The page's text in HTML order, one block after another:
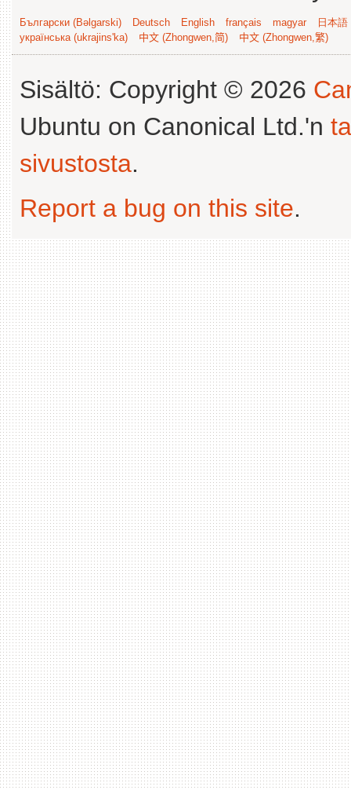
Български (Bəlgarski) Deutsch English français magyar
日本
українська (ukrajins'ka)
中文 (Zhongwen,简) 中文 (Zhongwen,繁)
Sisältö: Copyright © 2026
Ubuntu on Canonical Ltd.'n
sivustosta.
Report a bug on this site.